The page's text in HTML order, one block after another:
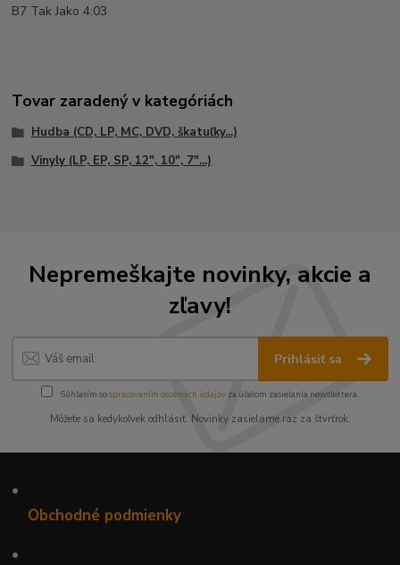
B7 Tak Jako 4:03
Tovar zaradený v kategóriách
Hudba (CD, LP, MC, DVD, škatuľky...)
Vinyly (LP, EP, SP, 12", 10", 7"...)
Nepremeškajte novinky, akcie a
zľavy!
Prihlásiť sa
Súhlasím sospracovaním osobných údajov za účelom zasielania newslettera.
Môžete sa kedykoľvek odhlásiť. Novinky zasielame raz za štvrťrok.
•
Obchodné podmienky
•